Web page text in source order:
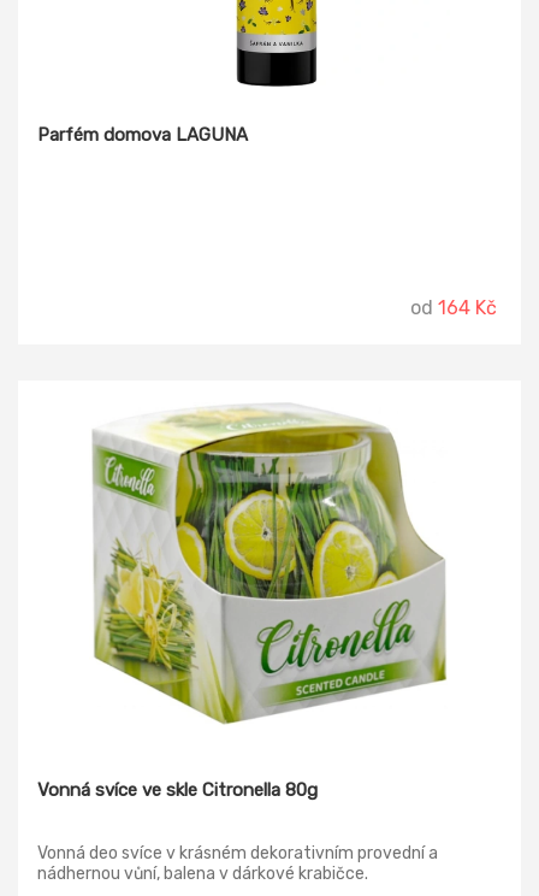
Parfém domova LAGUNA
od 164 Kč
Vonná svíce ve skle Citronella 80g
Vonná deo svíce v krásném dekorativním provední a
nádhernou vůní, balena v dárkové krabičce.